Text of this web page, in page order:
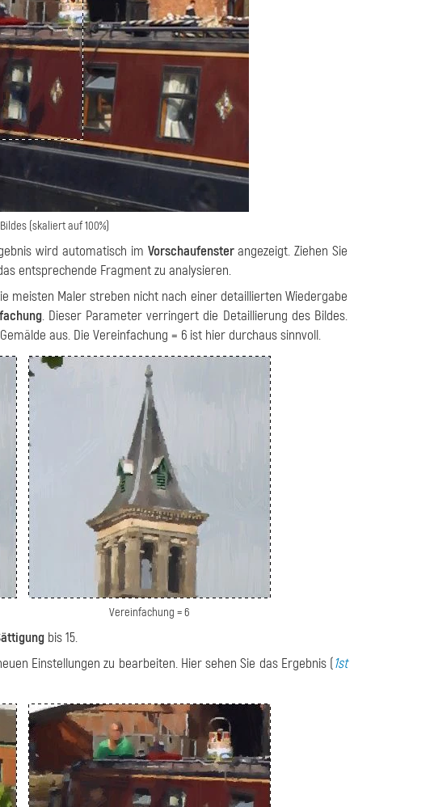
(skaliert auf 100%)
wird automatisch im Vorschaufensterangezeigt. Ziehen Sie
entsprechende Fragment zu analysieren.
meisten Maler streben nicht nach einer detaillierten Wiedergabe
. Dieser Parameter verringert die Detaillierung des Bildes.
aus. Die Vereinfachung = 6 ist hier durchaus sinnvoll.
Vereinfachung = 6
bis 15.
Einstellungen zu bearbeiten. Hier sehen Sie das Ergebnis (1st